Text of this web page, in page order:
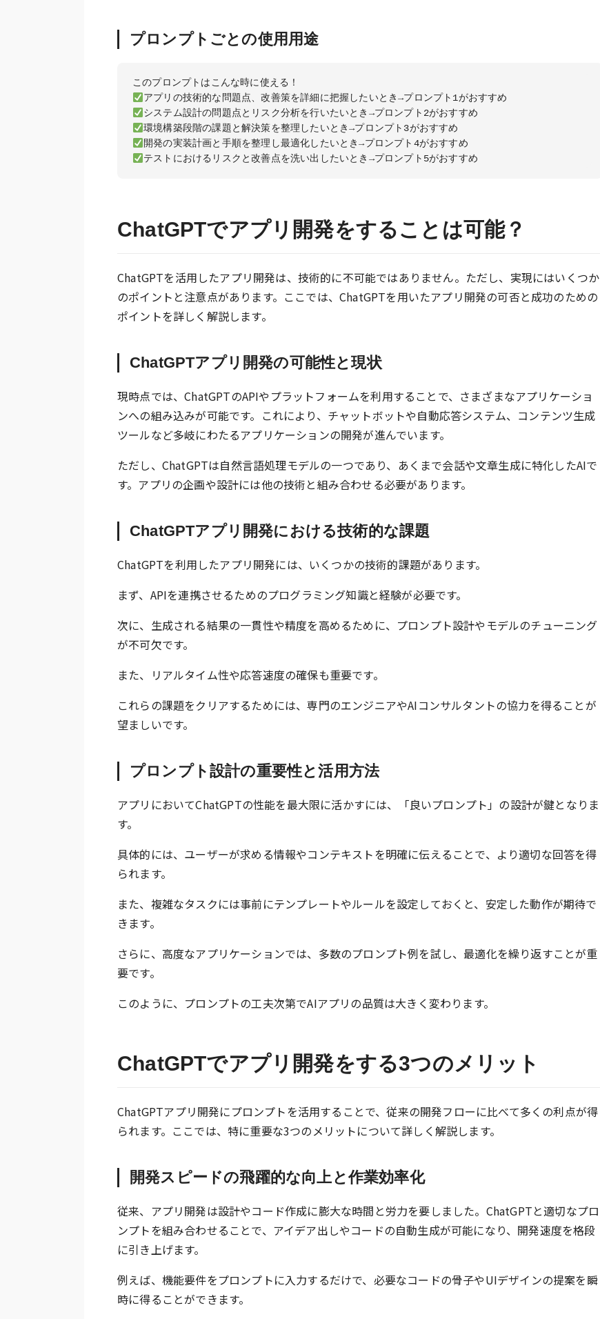
プロンプトごとの使用用途
ChatGPTでアプリ開発をすることは可能？
ChatGPTを活用したアプリ開発は、技術的に不可能ではありません。ただし、実現にはいくつか
のポイントと注意点があります。ここでは、ChatGPTを用いたアプリ開発の可否と成功のための
ポイントを詳しく解説します。
ChatGPTアプリ開発の可能性と現状
現時点では、ChatGPTのAPIやプラットフォームを利用することで、さまざまなアプリケーショ
ンへの組み込みが可能です。これにより、チャットボットや自動応答システム、コンテンツ生成
ツールなど多岐にわたるアプリケーションの開発が進んでいます。
ただし、ChatGPTは自然言語処理モデルの一つであり、あくまで会話や文章生成に特化したAIで
す。アプリの企画や設計には他の技術と組み合わせる必要があります。
ChatGPTアプリ開発における技術的な課題
ChatGPTを利用したアプリ開発には、いくつかの技術的課題があります。
まず、APIを連携させるためのプログラミング知識と経験が必要です。
次に、生成される結果の一貫性や精度を高めるために、プロンプト設計やモデルのチューニング
が不可欠です。
また、リアルタイム性や応答速度の確保も重要です。
これらの課題をクリアするためには、専門のエンジニアやAIコンサルタントの協力を得ることが
望ましいです。
プロンプト設計の重要性と活用方法
アプリにおいてChatGPTの性能を最大限に活かすには、「良いプロンプト」の設計が鍵となりま
す。
具体的には、ユーザーが求める情報やコンテキストを明確に伝えることで、より適切な回答を得
られます。
また、複雑なタスクには事前にテンプレートやルールを設定しておくと、安定した動作が期待で
きます。
さらに、高度なアプリケーションでは、多数のプロンプト例を試し、最適化を繰り返すことが重
要です。
このように、プロンプトの工夫次第でAIアプリの品質は大きく変わります。
ChatGPTでアプリ開発をする3つのメリット
ChatGPTアプリ開発にプロンプトを活用することで、従来の開発フローに比べて多くの利点が得
られます。ここでは、特に重要な3つのメリットについて詳しく解説します。
開発スピードの飛躍的な向上と作業効率化
従来、アプリ開発は設計やコード作成に膨大な時間と労力を要しました。ChatGPTと適切なプロ
ンプトを組み合わせることで、アイデア出しやコードの自動生成が可能になり、開発速度を格段
に引き上げます。
例えば、機能要件をプロンプトに入力するだけで、必要なコードの骨子やUIデザインの提案を瞬
時に得ることができます。